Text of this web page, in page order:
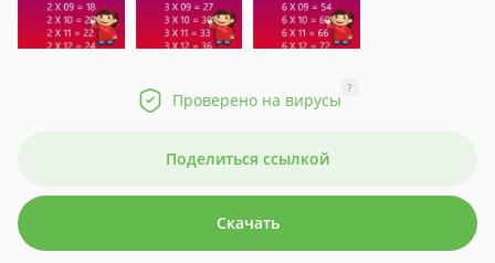
Проверено на вирусы
?
Поделиться ссылкой
Скачать